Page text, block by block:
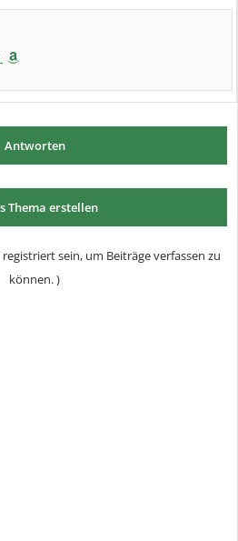
Antworten
Thema erstellen
sein, um Beiträge verfassen zu
können. )